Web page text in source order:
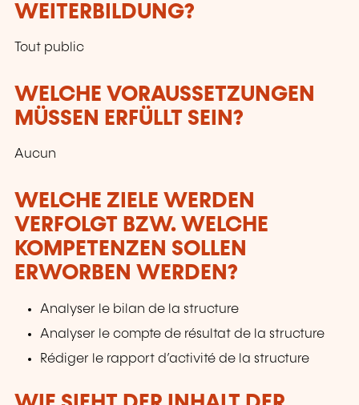
WEITERBILDUNG?
Tout public
WELCHE VORAUSSETZUNGEN
MÜSSEN ERFÜLLT SEIN?
Aucun
WELCHE ZIELE WERDEN
VERFOLGT BZW. WELCHE
KOMPETENZEN SOLLEN
ERWORBEN WERDEN?
Analyser le bilan de la structure
Analyser le compte de résultat de la structure
Rédiger le rapport d’activité de la structure